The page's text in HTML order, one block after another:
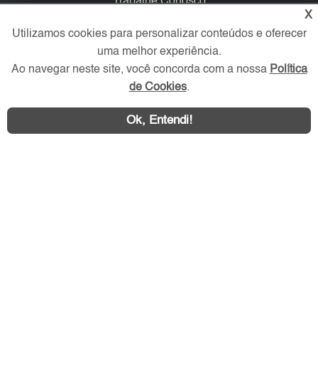
Verificada por
Redes Sociais
X
Utilizamos cookies para personalizar conteúdos e oferecer
uma melhor experiência.
Ao navegar neste site, você concorda com a nossa Política
de Cookies.
Ok, Entendi!